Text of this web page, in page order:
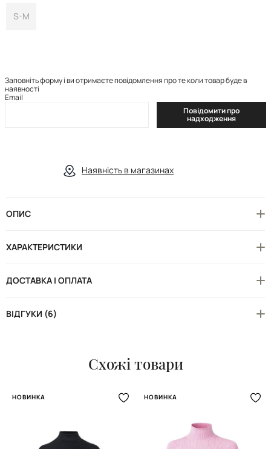
S-M
Заповніть форму і ви отримаєте повідомлення про те коли товар буде в
наявності
Email
Повідомити про
надходження
Наявність в магазинах
ОПИС
ХАРАКТЕРИСТИКИ
ДОСТАВКА І ОПЛАТА
ВІДГУКИ (6)
Схожі товари
НОВИНКА НОВИНКА